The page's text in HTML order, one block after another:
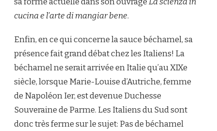
cucina e l’arte di mangiar bene.
Enfin, en ce qui concerne la sauce béchamel, sa
présence fait grand débat chez les Italiens! La
béchamel ne serait arrivée en Italie qu’au XIXe
siècle, lorsque Marie-Louise d’Autriche, femme
de Napoléon Ier, est devenue Duchesse
Souveraine de Parme. Les Italiens du Sud sont
donc très ferme sur le sujet: Pas de béchamel